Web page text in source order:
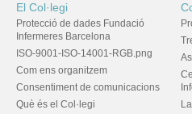
El Col·legi
Protecció de dades Fundació
Infermeres Barcelona
ISO-9001-ISO-14001-RGB.png
Com ens organitzem
Consentiment de comunicacions
Què és el Col·legi